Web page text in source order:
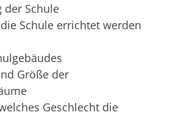
der Schule
Schule errichtet werden
Größe der
Geschlecht die